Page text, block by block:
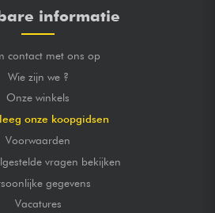
informatie
contact met ons op
Wie zijn we ?
Onze winkels
onze koopgidsen
Voorwaarden
vragen bekijken
gegevens
Vacatures